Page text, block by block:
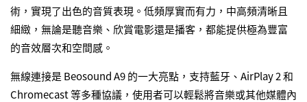
術，實現了出色的音質表現。低頻厚實而有力，中高頻清晰且
細緻，無論是聽音樂、欣賞電影還是播客，都能提供極為豐富
的音效層次和空間感。
無線連接是 Beosound A9 的一大亮點，支持藍牙、AirPlay 2 和
Chromecast 等多種協議，使用者可以輕鬆將音樂或其他媒體內